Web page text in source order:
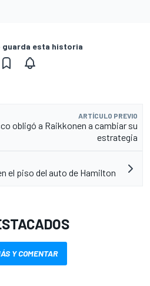
guarda esta historia
ARTÍCULO PREVIO
obligó a Raikkonen a cambiar su
estrategia
el piso del auto de Hamilton
Y COMENTAR